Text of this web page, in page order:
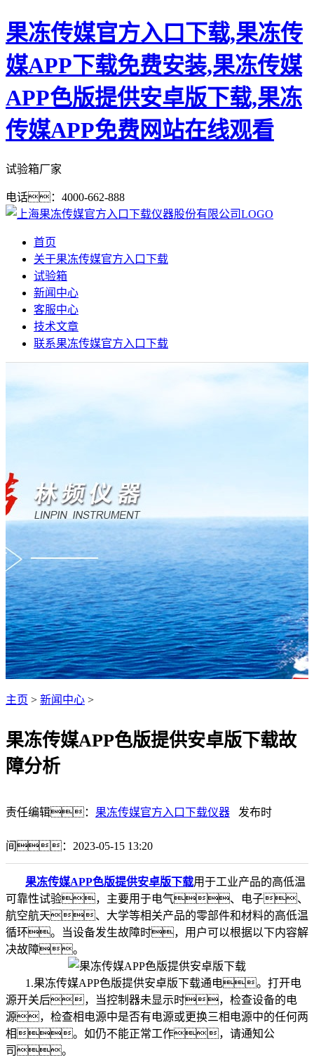
果冻传媒官方入口下载,果冻传
媒APP下载免费安装,果冻传媒
APP色版提供安卓版下载,果冻
传媒APP免费网站在线观看
试验箱厂家
电话：4000-662-888
首页
关于果冻传媒官方入口下载
试验箱
新闻中心
客服中心
技术文章
联系果冻传媒官方入口下载
主页 > 新闻中心 >
果冻传媒APP色版提供安卓版下载故
障分析
责任编辑： 果冻传媒官方入口下载仪器 发布时
间：2023-05-15 13:20
果冻传媒APP色版提供安卓版下载用于工业产品的高低温
可靠性试验，主要用于电气、电子、
航空航天、大学等相关产品的零部件和材料的高低温
循环。当设备发生故障时，用户可以根据以下内容解
决故障。
1.果冻传媒APP色版提供安卓版下载通电。打开电
源开关后，当控制器未显示时，检查设备的电
源，检查相电源中是否有电源或更换三相电源中的任何两
相。如仍不能正常工作，请通知公
司。